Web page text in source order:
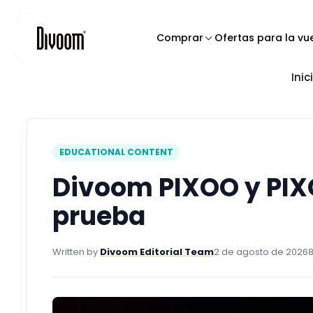
Comprar
Altavoces para karaoke
Mochilas de Pixel Art
Ofertas para la
EDUCATIONAL CONTENT
Divoom PIXOO y
prueba
Written by Divoom Editorial Team2 de agosto de 2026